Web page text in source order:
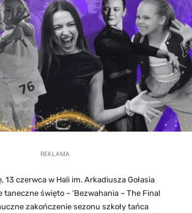
REKLAMA
13 czerwca w Hali im. Arkadiusza Gołasia
taneczne święto – 'Bezwahania – The Final
zakończenie sezonu szkoły tańca